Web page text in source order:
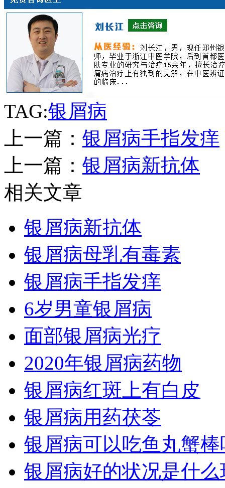
TAG:银屑病
上一篇： 银屑病手指发痒
上一篇： 银屑病新抗体
相关文章
银屑病新抗体
银屑病母乳有毒素
银屑病手指发痒
6岁男童银屑病
面部银屑病光疗
2020年银屑病药物
银屑病红斑上有白皮
银屑病用药茯苓
银屑病可以吃鱼丸蟹棒
银屑病好的状况是什么